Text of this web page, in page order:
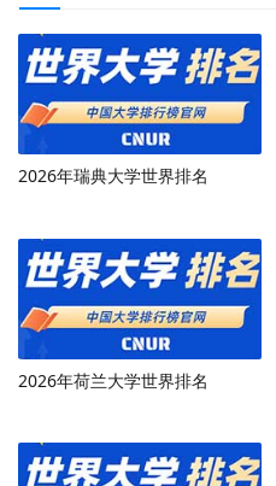
2026年瑞典大学世界排名
2026年荷兰大学世界排名